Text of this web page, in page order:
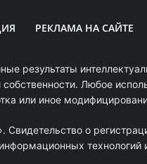
РЕКЛАМА НА САЙТЕ
результаты
собственности. Любое
или иное
Свидетельство о